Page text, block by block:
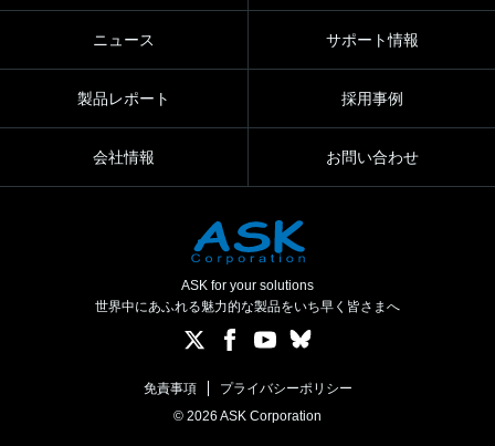
ニュース サポート情報
製品レポート 採用事例
会社情報 お問い合わせ
ASK for your solutions
世界中にあふれる魅力的な製品をいち早く皆さまへ
免責事項
プライバシーポリシー
© 2026 ASK Corporation